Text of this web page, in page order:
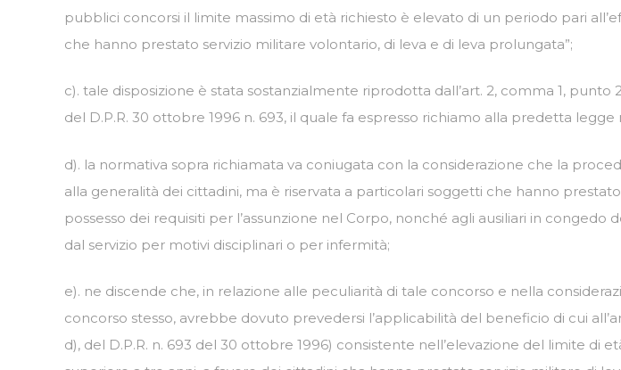
pubblici concorsi il limite massimo di età richiesto è elevato di un periodo pari
che hanno prestato servizio militare volontario, di leva e di leva prolungata”;
c). tale disposizione è stata sostanzialmente riprodotta dall’art. 2, comma 1,
del D.P.R. 30 ottobre 1996 n. 693, il quale fa espresso richiamo alla predetta legge
d). la normativa sopra richiamata va coniugata con la considerazione che la
alla generalità dei cittadini, ma è riservata a particolari soggetti che hanno
possesso dei requisiti per l’assunzione nel Corpo, nonché agli ausiliari in
dal servizio per motivi disciplinari o per infermità;
e). ne discende che, in relazione alle peculiarità di tale concorso e nella
concorso stesso, avrebbe dovuto prevedersi l’applicabilità del beneficio di cui
d), del D.P.R. n. 693 del 30 ottobre 1996) consistente nell’elevazione del limite